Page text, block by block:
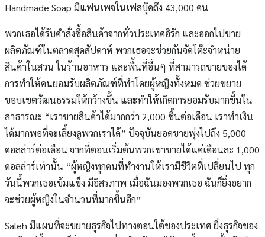
Handmade Soap มีแฟนเพจในเฟสบุ๊คถึง 43,000 คน
พวกเธอได้รับคำสั่งซื้อสินค้าจากทั่วประเทศอิรัก และออกไปขาย
ผลิตภัณฑ์ในตลาดสุดสัปดาห์ พวกเธอจะช่วยกันจัดโต๊ะจำหน่าย
สินค้าในสวน ในร้านอาหาร และพื้นที่อื่นๆ ที่สามารถขายของได้
การทำให้คนยอมรับผลิตภัณฑ์ที่ทำโดยผู้หญิงทั้งหมด ช่วยขยาย
ขอบเขตวัฒนธรรมให้กว้างขึ้น และทำให้เกิดการยอมรับมากขึ้นใน
สาธารณะ “เราขายสินค้าได้มากกว่า 2,000 ชิ้นต่อเดือน เราทำเงิน
ได้มากพอที่จะเลี้ยงดูพวกเราได้” ปัจจุบันยอดขายพุ่งไปถึง 5,000
ดอลล่าร์ต่อเดือน จากที่ตอนเริ่มต้นพวกเขาขายได้แค่เดือนละ 1,000
ดอลล่าร์เท่านั้น “ผู้หญิงทุกคนที่ทำงานให้เรามีชีวิตที่เปลี่ยนไป ทุก
วันนี้พวกเธอเข้มแข็ง มีอิสรภาพ เมื่อฉันมองพวกเธอ ฉันก็ยิ่งอยาก
จะช่วยผู้หญิงในจำนวนที่มากขึ้นอีก”
Saleh มีแผนที่จะขยายธุรกิจไปทางตอนใต้ของประเทศ ยิ่งธุรกิจของ